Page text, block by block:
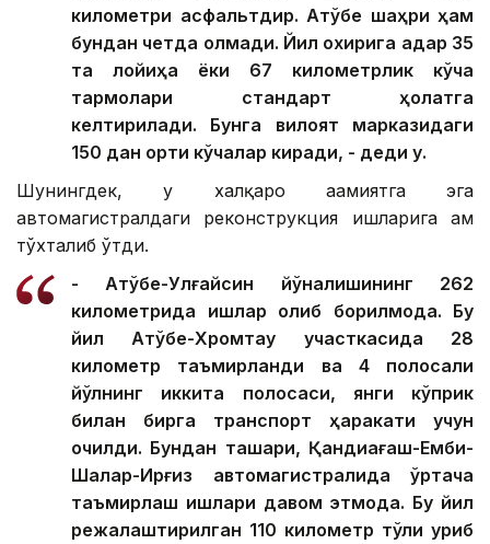
километри асфальтдир. Ақтўбе шаҳри ҳам
бундан четда қолмади. Йил охирига қадар 35
та лойиҳа ёки 67 километрлик кўча
тармоқлари стандарт ҳолатга
келтирилади. Бунга вилоят марказидаги
150 дан ортиқ кўчалар киради, - деди у.
Шунингдек, у халқаро аҳамиятга эга
автомагистралдаги реконструкция ишларига ҳам
тўхталиб ўтди.
- Ақтўбе-Улғайсин йўналишининг 262
километрида ишлар олиб борилмоқда. Бу
йил Ақтўбе-Хромтау участкасида 28
километр таъмирланди ва 4 полосали
йўлнинг иккита полосаси, янги кўприк
билан бирга транспорт ҳаракати учун
очилди. Бундан ташқари, Қандиағаш-Емби-
Шалқар-Ирғиз автомагистралида ўртача
таъмирлаш ишлари давом этмоқда. Бу йил
режалаштирилган 110 километр тўлиқ қуриб